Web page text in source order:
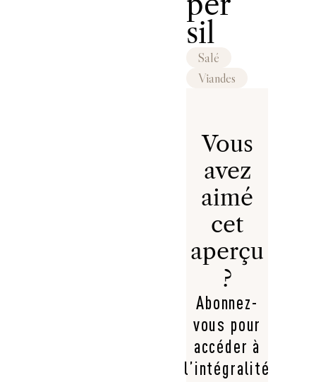
sil
Salé
Viandes
Vous
avez
aimé
cet
aperçu
?
Abonnez-
vous pour
accéder à
l’intégralité